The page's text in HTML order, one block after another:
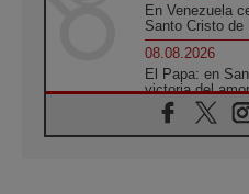
En Venezuela
Santo Cristo de
08.08.2026
El Papa: en
victoria del
08.08.2026
León XIV